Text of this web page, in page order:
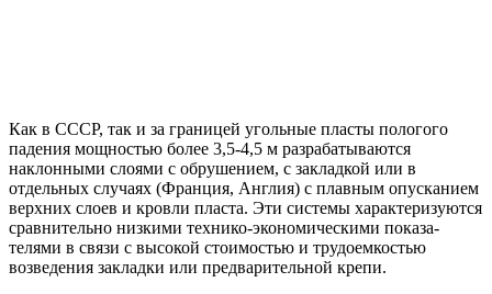
Как в СССР, так и за границей угольные пласты пологого
падения мощностью более 3,5-4,5 м разрабатываются
наклонными слоями с об­рушением, с закладкой или в
отдельных случаях (Франция, Англия) с плавным опусканием
верхних слоев и кровли пласта. Эти системы ха­рактеризуются
сравнительно низкими технико-экономическими показа­
телями в связи с высокой стоимостью и трудоемкостью
возведения за­кладки или предварительной крепи.